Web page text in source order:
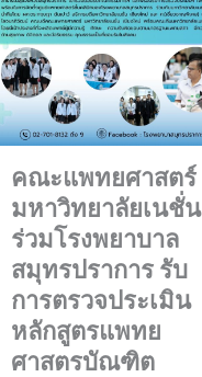
คณะแพทยศาสตร์
มหาวิทยาลัยเนชั่น
ร่วมโรงพยาบาล
สมุทรปราการ รับ
การตรวจประเมิน
หลักสูตรแพทย
ศาสตรบัณฑิต